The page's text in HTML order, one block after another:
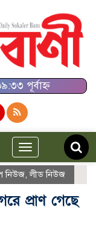
পূর্বাহ্ন
Toggle
navigation
নিউজ ,লীড নিউজ
প্রাণ গেছে